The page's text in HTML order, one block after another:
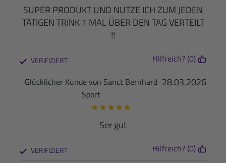
SUPER PRODUKT UND NUTZE ICH ZUM JEDEN
TÄTIGEN TRINK 1 MAL ÜBER DEN TAG VERTEILT
!!
VERIFIZIERT Hilfreich? (0)
28.03.2026
Glücklicher Kunde von Sanct Bernhard
Sport
★★★★★
Ser gut
VERIFIZIERT Hilfreich? (0)